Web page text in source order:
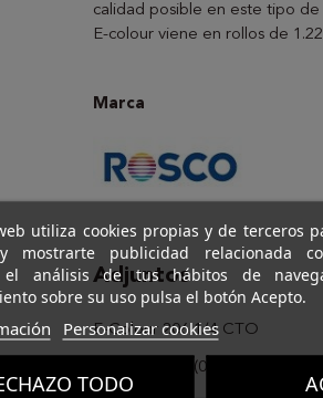
calidad posible en este tipo de
E-colour viene en rollos de
Marca
Adjuntos
E-Colour 206 1/4 CTO
Descargas (0)
utiliza cookies propias y de terceros
mostrarte publicidad relacionada
el análisis de tus hábitos de
sobre su uso pulsa el botón Acepto.
Personalizar cookies
TODO